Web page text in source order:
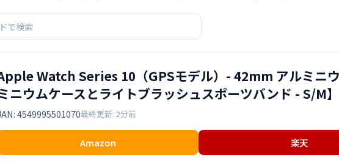
Watch Series 10（GPSモデル）- 42mm アルミニ
ニウムケースとライトブラッシュスポーツバンド - S/M】
4549995501070最終更新: 2分前
Amazon 楽天